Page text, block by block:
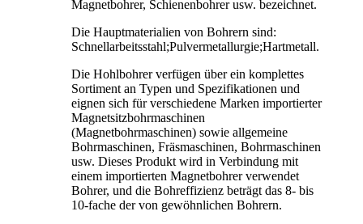
Magnetbohrer, Schienenbohrer usw. bezeichnet.
Die Hauptmaterialien von Bohrern sind:
Schnellarbeitsstahl;Pulvermetallurgie;Hartmetall.
Die Hohlbohrer verfügen über ein komplettes
Sortiment an Typen und Spezifikationen und
eignen sich für verschiedene Marken importierter
Magnetsitzbohrmaschinen
(Magnetbohrmaschinen) sowie allgemeine
Bohrmaschinen, Fräsmaschinen, Bohrmaschinen
usw. Dieses Produkt wird in Verbindung mit
einem importierten Magnetbohrer verwendet
Bohrer, und die Bohreffizienz beträgt das 8- bis
10-fache der von gewöhnlichen Bohrern.